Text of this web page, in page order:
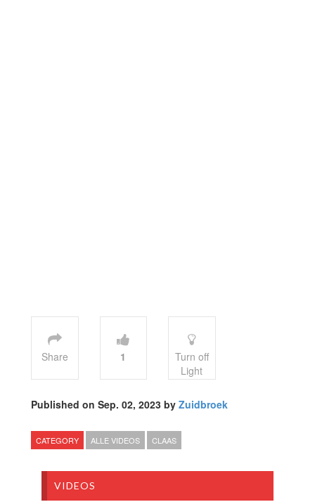
Share 1
Turn off
Light
Published on Sep. 02, 2023 by Zuidbroek
CATEGORY ALLE VIDEOS CLAAS
VIDEOS